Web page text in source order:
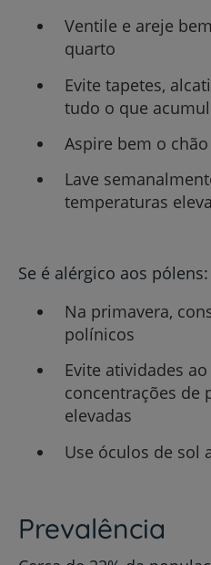
Ventile e areje
quarto
Evite tapetes,
tudo o que
Aspire bem o
Lave
temperaturas
Se é alérgico aos pólens:
Na primavera,
polínicos
Evite atividades
concentrações de
elevadas
Use óculos de sol
Prevalência